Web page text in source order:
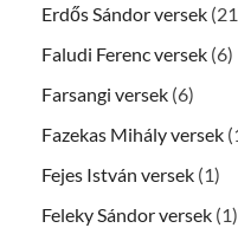
Erdős Sándor versek
Faludi Ferenc versek (6)
Farsangi versek (6)
Fazekas Mihály versek
Fejes István versek (1)
Feleky Sándor versek (1)